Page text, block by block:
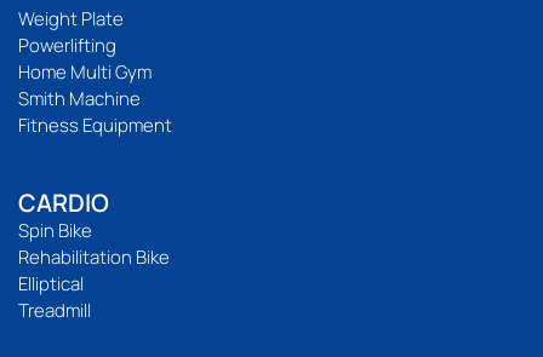
Weight Plate
Powerlifting
Home Multi Gym
Smith Machine
Fitness Equipment
CARDIO
Spin Bike
Rehabilitation Bike
Elliptical
Treadmill